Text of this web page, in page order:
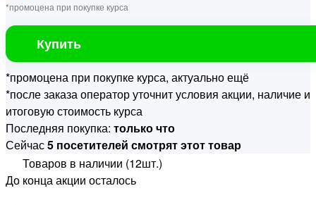
*промоцена при покупке курса
Купить
*промоцена при покупке курса, актуально ещё
*после заказа оператор уточнит условия акции, наличие и
итоговую стоимость курса
Последняя покупка: только что
Сейчас5 посетителей смотрят этот товар
Товаров в наличии (12шт.)
До конца акции осталось